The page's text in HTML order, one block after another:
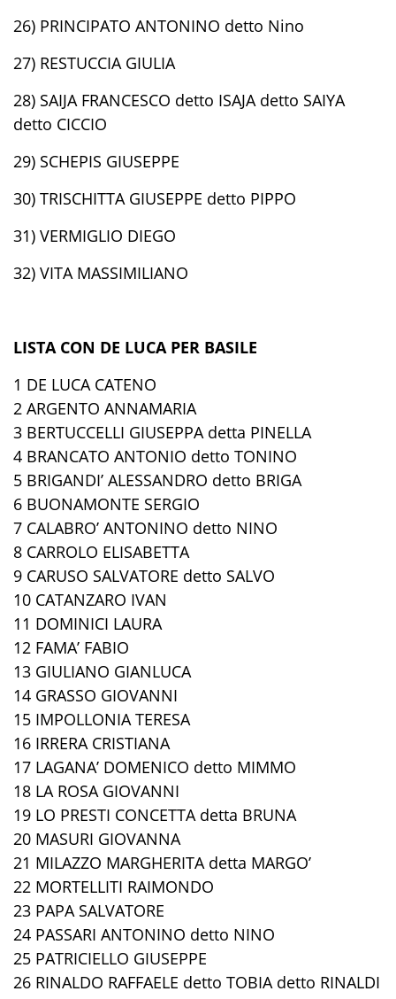
26) PRINCIPATO ANTONINO detto Nino
27) RESTUCCIA GIULIA
28) SAIJA FRANCESCO detto ISAJA detto SAIYA
detto CICCIO
29) SCHEPIS GIUSEPPE
30) TRISCHITTA GIUSEPPE detto PIPPO
31) VERMIGLIO DIEGO
32) VITA MASSIMILIANO
LISTA CON DE LUCA PER BASILE
1 DE LUCA CATENO
2 ARGENTO ANNAMARIA
3 BERTUCCELLI GIUSEPPA detta PINELLA
4 BRANCATO ANTONIO detto TONINO
5 BRIGANDI’ ALESSANDRO detto BRIGA
6 BUONAMONTE SERGIO
7 CALABRO’ ANTONINO detto NINO
8 CARROLO ELISABETTA
9 CARUSO SALVATORE detto SALVO
10 CATANZARO IVAN
11 DOMINICI LAURA
12 FAMA’ FABIO
13 GIULIANO GIANLUCA
14 GRASSO GIOVANNI
15 IMPOLLONIA TERESA
16 IRRERA CRISTIANA
17 LAGANA’ DOMENICO detto MIMMO
18 LA ROSA GIOVANNI
19 LO PRESTI CONCETTA detta BRUNA
20 MASURI GIOVANNA
21 MILAZZO MARGHERITA detta MARGO’
22 MORTELLITI RAIMONDO
23 PAPA SALVATORE
24 PASSARI ANTONINO detto NINO
25 PATRICIELLO GIUSEPPE
26 RINALDO RAFFAELE detto TOBIA detto RINALDI